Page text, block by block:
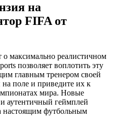
на
FIFA от
максимально реалистичном
позволяет воплотить эту
главным тренером своей
поле и приведите их к
мира. Новые
аутентичный геймплей
настоящим футбольным